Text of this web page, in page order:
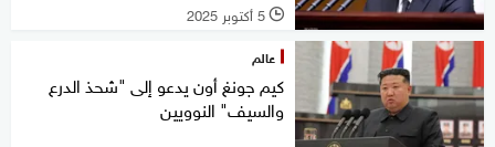
l 5 أكتوبر 2025
عالم
كيم جونغ أون يدعو إلى "شحذ الدرع
والسيف" النوويين